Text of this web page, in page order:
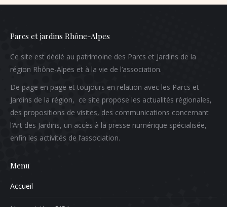
Parcs et jardins Rhône-Alpes
Ce site est dédié au patrimoine des Parcs et Jardins de la
région Rhône-Alpes et à la vie de l’association.
De page en page et toujours en relation avec les Parcs et
Jardins de la région, ce site propose les actualités régionales,
des propositions de visites, des communications concernant
l’Art des Jardins, un accès à la presse numérique spécialisée,
enfin les activités de l’association.
Menu
Accueil